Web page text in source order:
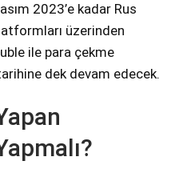
2023’e kadar Rus
üzerinden
ile para çekme
dek devam edecek.